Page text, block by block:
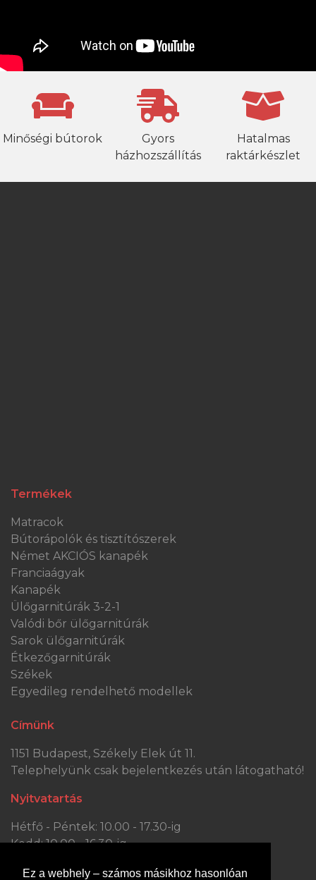
Ez a webhely – számos másikhoz hasonlóan
Minőségi bútorok
Gyors
házhozszállítás
Hatalmas
raktárkészlet
Termékek
Matracok
Bútorápolók és tisztítószerek
Német AKCIÓS kanapék
Franciaágyak
Kanapék
Ülőgarnitúrák 3-2-1
Valódi bőr ülőgarnitúrák
Sarok ülőgarnitúrák
Étkezőgarnitúrák
Székek
Egyedileg rendelhető modellek
Címünk
1151 Budapest, Székely Elek út 11.
Telephelyünk csak bejelentkezés után látogatható!
Nyitvatartás
Hétfő - Péntek: 10.00 - 17.30-ig
Kedd: 10.00 - 16.30-ig